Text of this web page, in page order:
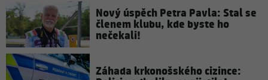
Nový úspěch Petra Pavla: Stal se
členem klubu, kde byste ho
nečekali!
Záhada krkonošského cizince: